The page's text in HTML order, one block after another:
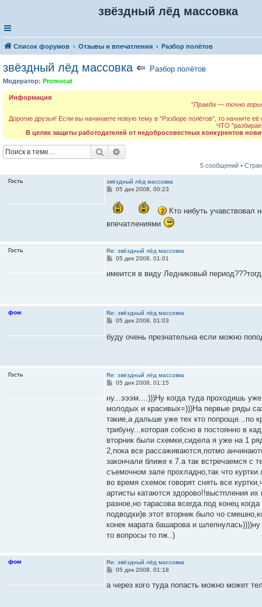
звёздный лёд массовка
Список форумов Отзывы и впечатления Разбор полётов
звёздный лёд массовка ⇐ Разбор полётов
Модератор: Promocat
Информация
"Правда — точно
Дорогие друзья! Если вы начинаете новую тему в "Разборе полётов", то начните
ЧТО
В целях защиты работодателей от недобросовестных конкурентов
Поиск
5 сообщений •
Гость
звёздный лёд массовка
С
о
б
е
05 дек 2008, 00:23
Кто нибуть учавствовал
впечатлениями
Гость
Re: звёздный лёд массовка
С
о
и
е
05 дек 2008, 01:01
имеится в виду Ледниковый
фом
Re: звёздный лёд массовка
С
б
е
05 дек 2008, 01:03
буду очень презнательна если можно
Гость
Re: звёздный лёд массовка
С
о
щ
е
и
е
05 дек 2008, 01:15
ну...эээм....)))Ну когда туда проходишь
молодых и красивых=)))На первые ряды
такие,а дальше уже тех кто попроще...по
трибуну...которая собсно в постоянно в
вторник были схемки,сидела я уже на 1
2,пока все рассаживаются,потмо
закончали ближе к 7.а так встречаемся с
съемочном зале прохладно,так что
во время схемок говорят снять все
артисты катаются здорово!!выстпления
разное,но тарасова всегда.под конец
подводки)в этот вторник было чо
конек марата башарова и
то вопросы то пж..)
фом
Re: звёздный лёд массовка
С
о
05 дек 2008, 01:18
а через кого туда попасть можно может